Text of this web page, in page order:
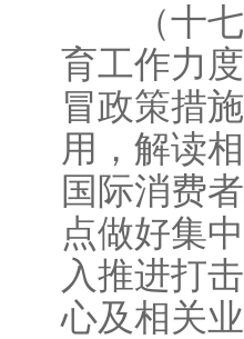
（十七
育工作力
冒政策措
用，解读
国际消费
点做好集
入推进打
心及相关